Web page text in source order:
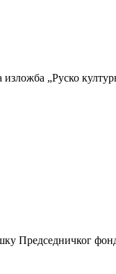
„Руско
Председничког